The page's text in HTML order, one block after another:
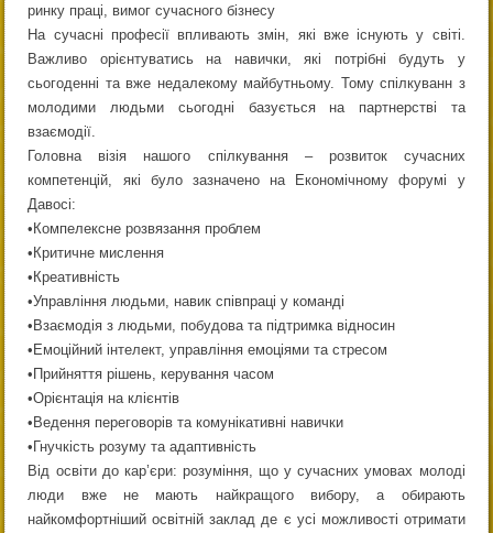
ринку праці, вимог сучасного бізнесу
На сучасні професії впливають змін, які вже існують у світі.
Важливо орієнтуватись на навички, які потрібні будуть у
сьогоденні та вже недалекому майбутньому. Тому спілкуванн з
молодими людьми сьогодні базується на партнерстві та
взаємодії.
Головна візія нашого спілкування – розвиток сучасних
компетенцій, які було зазначено на Економічному форумі у
Давосі:
•Компелексне розвязання проблем
•Критичне мислення
•Креативність
•Управління людьми, навик співпраці у команді
•Взаємодія з людьми, побудова та підтримка відносин
•Емоційний інтелект, управління емоціями та стресом
•Прийняття рішень, керування часом
•Орієнтація на клієнтів
•Ведення переговорів та комунікативні навички
•Гнучкість розуму та адаптивність
Від освіти до кар’єри: розуміння, що у сучасних умовах молоді
люди вже не мають найкращого вибору, а обирають
найкомфортніший освітній заклад де є усі можливості отримати